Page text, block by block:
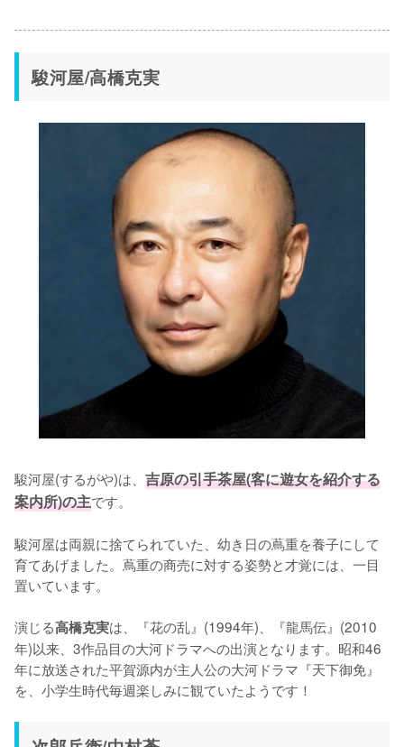
駿河屋/高橋克実
駿河屋(するがや)は、 吉原の引手茶屋(客に遊女を紹介する
案内所)の主です。
駿河屋は両親に捨てられていた、幼き日の蔦重を養子にして
育てあげました。蔦重の商売に対する姿勢と才覚には、一目
置いています。
演じる高橋克実は、『花の乱』(1994年)、『龍馬伝』(2010
年)以来、3作品目の大河ドラマへの出演となります。昭和46
年に放送された平賀源内が主人公の大河ドラマ『天下御免』
を、小学生時代毎週楽しみに観ていたようです！